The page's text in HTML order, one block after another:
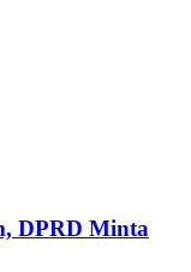
DPRD Minta